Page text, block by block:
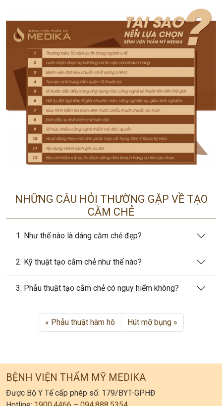
NHỮNG CÂU HỎI THƯỜNG GẶP VỀ TẠO
CẰM CHẺ
1. Như thế nào là dáng cằm chẻ đẹp?
2. Kỹ thuật tạo cằm chẻ như thế nào?
3. Phẫu thuật tạo cằm chẻ có nguy hiểm không?
Phẫu thuật hàm hô Hút mỡ bụng
BỆNH VIỆN THẨM MỸ MEDIKA
Được Bộ Y Tế cấp phép số: 179/BYT-GPHĐ